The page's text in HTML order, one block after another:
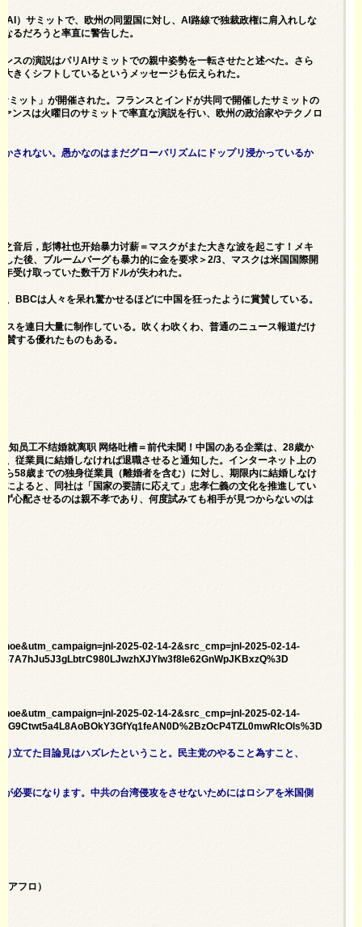
）サミットで、欧州の同盟国に対し、AI路線で独裁政権に肩入れしな
るだろうと率直に警告した。
スの演説はパリAIサミットでの親中姿勢を一転させたと述べた。さら
きくシフトしているというメッセージも伝えられた。
ット」が開催された。フランスとインドが共同で開催したサミットの
ンスは火曜日のサミットで率直な演説を行い、欧州の政治家やテクノロ
されない。愚かなのはまだグローバリズムにドップリ浸かっているか
音后，彭博社也开始暴力讨薪＝マスクがまた大きな波を起こす！メキ
た後、ブルームバーグも暴力的に金を要求＞2/3、マスクは米国国際開
受け取っていた数千万ドルが失われた。
BBCは人々を呆れ驚かせるほどに中国を狂ったように賞賛している。
を連日大量に制作している。吹くわ吹くわ、普通のニュース報道だけ
する優れたものもある。
员工不结婚就离职 网络吐槽＝前代未聞！中国のある企業は、28歳か
従業員に結婚しなければ退職させると通知した。インターネット上の
58歳までの独身従業員（離婚者を含む）に対し、期限内に結婚しなけ
よると、同社は「国家の要請に応えて」忠孝仁義の文化を推進してい
心配させるのは親不孝であり、何度試みても相手が見つからないのは
2025-02-14-2&src_cmp=jnl-2025-02-14-
2025-02-14-2&src_cmp=jnl-2025-02-14-
立てた目論見はハズレたということ。民主党のやること為すこと、
必要になります。中共の台湾侵攻をさせないためにはロシアを米国側
アフロ）